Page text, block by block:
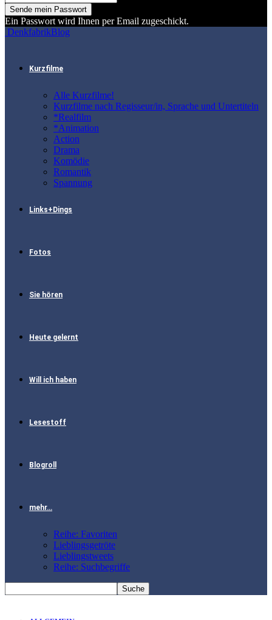
Ein Passwort wird Ihnen per Email zugeschickt.
DenkfabrikBlog
Kurzfilme
Alle Kurzfilme!
Kurzfilme nach Regisseur/in, Sprache und Untertiteln
*Realfilm
*Animation
Action
Drama
Komödie
Romantik
Spannung
Links+Dings
Fotos
Sie hören
Heute gelernt
Will ich haben
Lesestoff
Blogroll
mehr…
Reihe: Favoriten
Lieblingsgetröte
Lieblingstweets
Reihe: Suchbegriffe